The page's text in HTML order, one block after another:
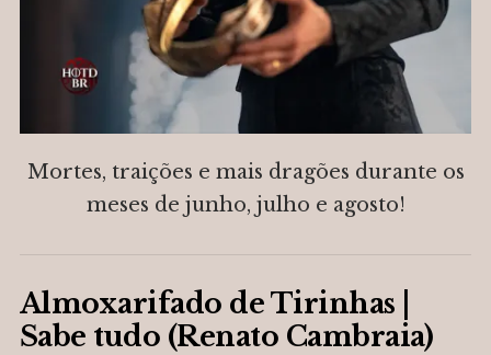
Mortes, traições e mais dragões durante os
meses de junho, julho e agosto!
Almoxarifado de Tirinhas |
Sabe tudo (Renato Cambraia)